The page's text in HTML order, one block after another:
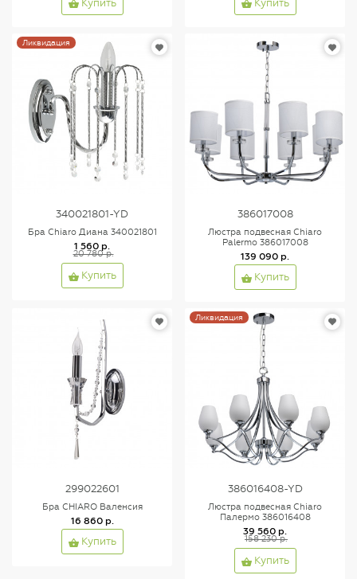
Купить Купить
Ликвидация
340021801-YD
Бра Chiaro Диана 340021801
1 560 р.
20 780 р.
Купить
386017008
Люстра подвесная Chiaro
Palermo 386017008
139 090 р.
Купить
299022601
Бра CHIARO Валенсия
16 860 р.
Купить
Ликвидация
386016408-YD
Люстра подвесная Chiaro
Палермо 386016408
39 560 р.
158 230 р.
Купить